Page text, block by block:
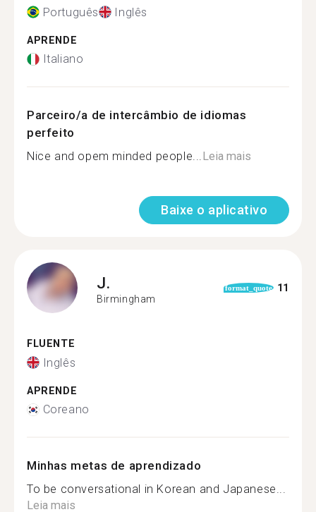
Português Inglês
APRENDE
Italiano
Parceiro/a de intercâmbio de idiomas
perfeito
Nice and opem minded people...Leia mais
Baixe o aplicativo
J.
Birmingham
format_quote 11
FLUENTE
Inglês
APRENDE
Coreano
Minhas metas de aprendizado
To be conversational in Korean and Japanese...
Leia mais